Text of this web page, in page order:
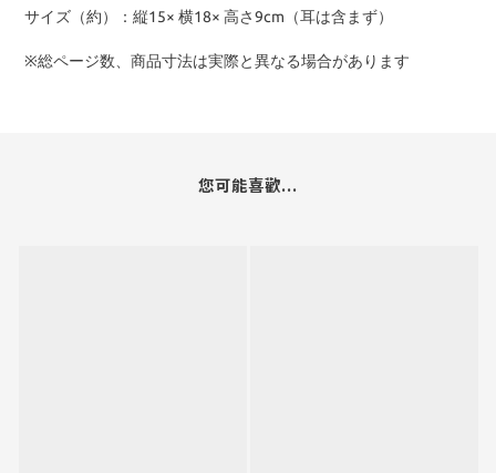
サイズ（約）：縦15× 横18× 高さ9cm（耳は含まず）
※総ページ数、商品寸法は実際と異なる場合があります
您可能喜歡...